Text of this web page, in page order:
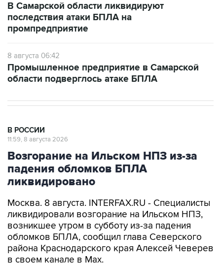
В Самарской области ликвидируют
последствия атаки БПЛА на
промпредприятие
8 августа 06:42
Промышленное предприятие в Самарской
области подверглось атаке БПЛА
В РОССИИ
11:59, 8 августа 2026
Возгорание на Ильском НПЗ из-за
падения обломков БПЛА
ликвидировано
Москва. 8 августа. INTERFAX.RU - Специалисты
ликвидировали возгорание на Ильском НПЗ,
возникшее утром в субботу из-за падения
обломков БПЛА, сообщил глава Северского
района Краснодарского края Алексей Чеверев
в своем канале в Max.